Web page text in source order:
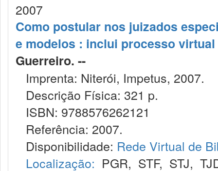
2007
Como postular nos juizados
e modelos : inclui processo virtual
Guerreiro. --
Imprenta: Niterói, Impetus, 2007.
Descrição Física: 321 p.
ISBN: 9788576262121
Referência: 2007.
Disponibilidade: Rede Virtual de
Localização: PGR, STF, STJ,